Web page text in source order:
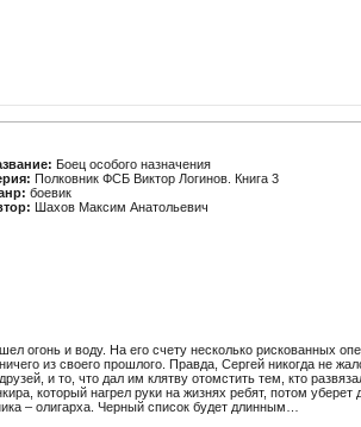
Боец особого назначения
Полковник ФСБ Виктор Логинов. Книга 3
боевик
Шахов Максим Анатольевич
огонь и воду. На его счету несколько рискованных
из своего прошлого. Правда, Сергей никогда не
и то, что дал им клятву отомстить тем, кто
который нагрел руки на жизнях ребят, потом
– олигарха. Черный список будет длинным…